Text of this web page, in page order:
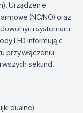
Urządzenie
(NC/NO) oraz
dowolnym systemem
LED informują o
przy włączeniu
sekund.
dualne)